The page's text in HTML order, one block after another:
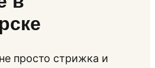
просто стрижка и